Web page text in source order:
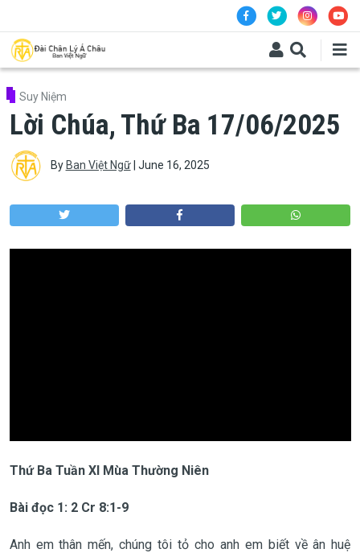
Suy Niệm
Lời Chúa, Thứ Ba 17/06/2025
By Ban Việt Ngữ| June 16, 2025
Thứ Ba Tuần XI Mùa Thường Niên
Bài đọc 1: 2 Cr 8:1-9
Anh em thân mến, chúng tôi tỏ cho anh em biết về ân huệ